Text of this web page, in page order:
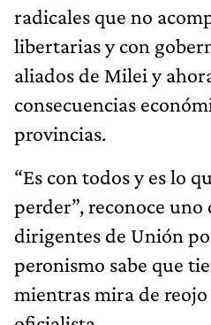
radicales que no
libertarias y con
aliados de Milei y
consecuencias
provincias.
“Es con todos y es lo
perder”, reconoce
dirigentes de Unión
peronismo sabe que
mientras mira de